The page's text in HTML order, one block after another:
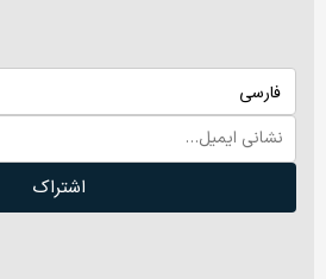
اشتراک